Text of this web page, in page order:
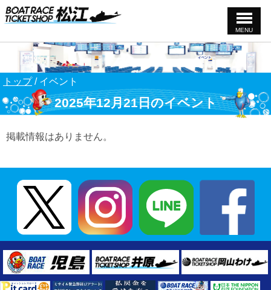
このページの本文へ
MENU
現
の
位
置：
トップ/ イベント
2025年12月21日のイベント
掲載情報はありません。